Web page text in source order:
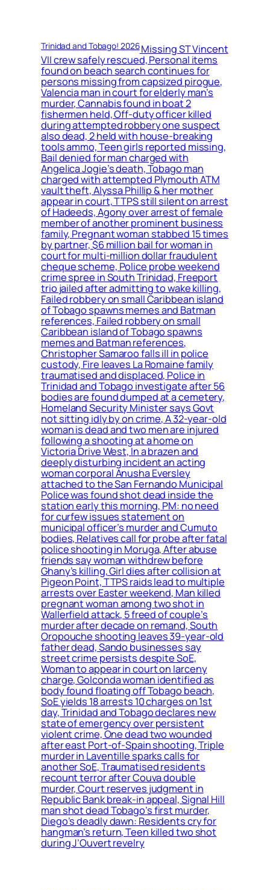
Trinidad and Tobago! 2026Missing ST Vincent
VII crew safely rescued, Personal items
found on beach search continues for
persons missing from capsized pirogue,
Valencia man in court for elderly man’s
murder, Cannabis found in boat 2
fishermen held, Off-duty officer killed
during attempted robbery one suspect
also dead, 2 held with house-breaking
tools ammo, Teen girls reported missing,
Bail denied for man charged with
Angelica Jogie’s death, Tobago man
charged with attempted Plymouth ATM
vault theft, Alyssa Phillip & her mother
appear in court, TTPS still silent on arrest
of Hadeeds, Agony over arrest of female
member of another prominent business
family, Pregnant woman stabbed 15 times
by partner, $6 million bail for woman in
court for multi-million dollar fraudulent
cheque scheme, Police probe weekend
crime spree in South Trinidad, Freeport
trio jailed after admitting to wake killing,
Failed robbery on small Caribbean island
of Tobago spawns memes and Batman
references, Failed robbery on small
Caribbean island of Tobago spawns
memes and Batman references,
Christopher Samaroo falls ill in police
custody, Fire leaves La Romaine family
traumatised and displaced, Police in
Trinidad and Tobago investigate after 56
bodies are found dumped at a cemetery,
Homeland Security Minister says Govt
not sitting idly by on crime, A 32-year-old
woman is dead and two men are injured
following a shooting at a home on
Victoria Drive West, In a brazen and
deeply disturbing incident an acting
woman corporal Anusha Eversley
attached to the San Fernando Municipal
Police was found shot dead inside the
station early this morning, PM: no need
for curfew issues statement on
municipal officer’s murder and Cumuto
bodies, Relatives call for probe after fatal
police shooting in Moruga, After abuse
friends say woman withdrew before
Ghany’s killing, Girl dies after collision at
Pigeon Point, TTPS raids lead to multiple
arrests over Easter weekend, Man killed
pregnant woman among two shot in
Wallerfield attack, 5 freed of couple’s
murder after decade on remand, South
Oropouche shooting leaves 39-year-old
father dead, Sando businesses say
street crime persists despite SoE,
Woman to appear in court on larceny
charge, Golconda woman identified as
body found floating off Tobago beach,
SoE yields 18 arrests 10 charges on 1st
day, Trinidad and Tobago declares new
state of emergency over persistent
violent crime, One dead two wounded
after east Port-of-Spain shooting, Triple
murder in Laventille sparks calls for
another SoE, Traumatised residents
recount terror after Couva double
murder, Court reserves judgment in
Republic Bank break-in appeal, Signal Hill
man shot dead Tobago’s first murder,
Diego’s deadly dawn: Residents cry for
hangman’s return, Teen killed two shot
during J’Ouvert revelry